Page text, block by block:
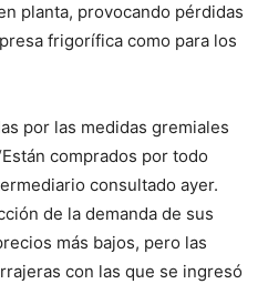
planta, provocando pérdidas
frigorífica como para los
por las medidas gremiales
comprados por todo
consultado ayer.
de la demanda de sus
más bajos, pero las
con las que se ingresó